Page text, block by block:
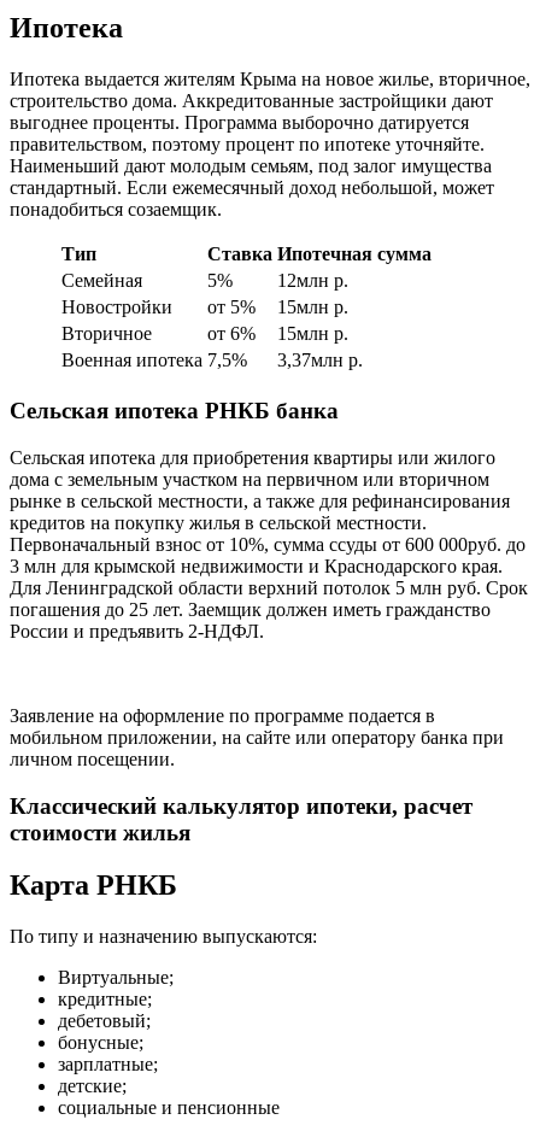
Ипотека
Ипотека выдается жителям Крыма на новое жилье, вторичное,
строительство дома. Аккредитованные застройщики дают
выгоднее проценты. Программа выборочно датируется
правительством, поэтому процент по ипотеке уточняйте.
Наименьший дают молодым семьям, под залог имущества
стандартный. Если ежемесячный доход небольшой, может
понадобиться созаемщик.
Тип Ставка Ипотечная сумма
Семейная
5%
12млн р.
Новостройки
от 5%
15млн р.
Вторичное
от 6%
15млн р.
Военная ипотека 7,5% 3,37млн р.
Сельская ипотека РНКБ банка
Сельская ипотека для приобретения квартиры или жилого
дома с земельным участком на первичном или вторичном
рынке в сельской местности, а также для рефинансирования
кредитов на покупку жилья в сельской местности.
Первоначальный взнос от 10%, сумма ссуды от 600 000руб. до
3 млн для крымской недвижимости и Краснодарского края.
Для Ленинградской области верхний потолок 5 млн руб. Срок
погашения до 25 лет. Заемщик должен иметь гражданство
России и предъявить 2-НДФЛ.
Заявление на оформление по программе подается в
мобильном приложении, на сайте или оператору банка при
личном посещении.
Классический калькулятор ипотеки, расчет
стоимости жилья
Карта РНКБ
По типу и назначению выпускаются:
Виртуальные;
кредитные;
дебетовый;
бонусные;
зарплатные;
детские;
социальные и пенсионные